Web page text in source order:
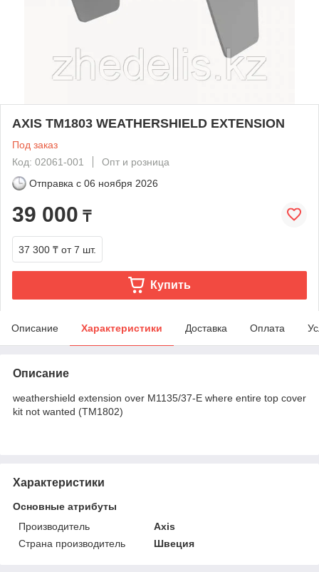
AXIS TM1803 WEATHERSHIELD EXTENSION
Под заказ
Код: 02061-001
Опт и розница
Отправка с 06 ноября 2026
39 000 ₸
37 300 ₸ от 7 шт.
Купить
Описание Характеристики Доставка Оплата
Описание
weathershield extension over M1135/37-E where entire top cover
kit not wanted (TM1802)
Характеристики
Основные атрибуты
Производитель
Axis
Страна производитель
Швеция